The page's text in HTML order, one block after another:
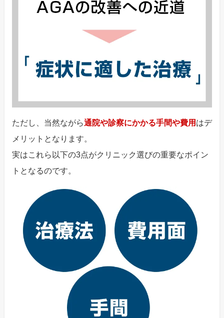
ただし、当然ながら通院や診察にかかる手間や費用 はデ
メリットとなります。
実はこれら以下の3点がクリニック選びの重要なポイン
トとなるのです。